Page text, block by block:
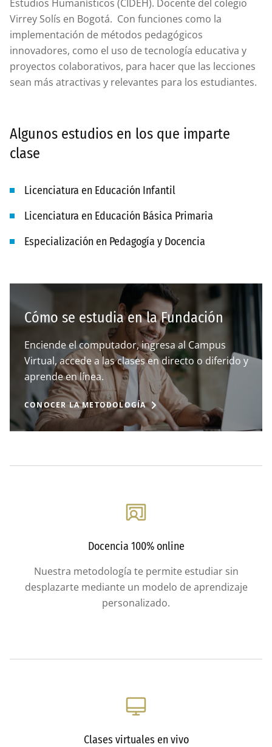
Estudios Humanísticos (CIDEH). Docente del colegio
Virrey Solís en Bogotá. Con funciones como la
implementación de métodos pedagógicos
innovadores, como el uso de tecnología educativa y
proyectos colaborativos, para hacer que las lecciones
sean más atractivas y relevantes para los estudiantes.
Algunos estudios en los que imparte
clase
Licenciatura en Educación Infantil
Licenciatura en Educación Básica Primaria
Especialización en Pedagogía y Docencia
Cómo se estudia en la Fundación
Enciende el computador, ingresa al Campus
Virtual, accede a las clases en directo o diferido y
aprende en línea.
CONOCER LA METODOLOGÍA
Docencia 100% online
Nuestra metodología te permite estudiar sin
desplazarte mediante un modelo de aprendizaje
personalizado.
Clases virtuales en vivo